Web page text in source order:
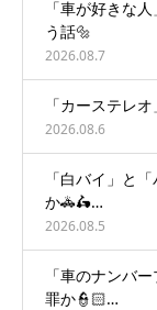
「車が好きな
う話🔩
2026.08.7
「カーステレ
2026.08.6
「白バイ」と
か🚓🛵…
2026.08.5
「車のナンバ
罪か👮🏻…